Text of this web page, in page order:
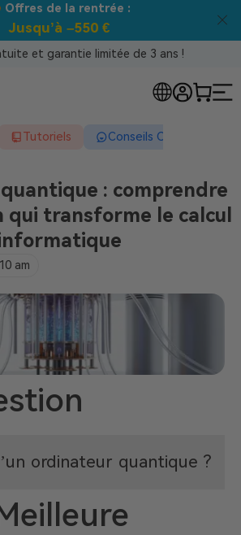
prix garanti tous canaux !
et garantie limitée de 3 ans !
Tutoriels Conseils Complets
: comprendre
qui transforme le calcul
am
ordinateur quantique ?